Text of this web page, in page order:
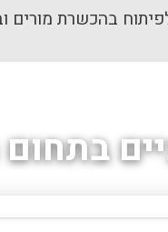
בהכשרת מורים
בתחום